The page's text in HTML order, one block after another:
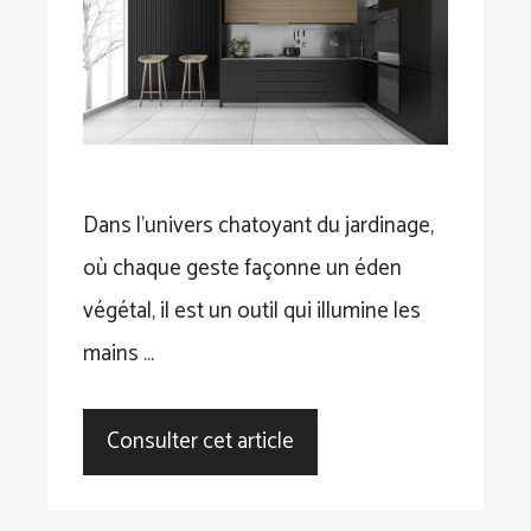
Dans l’univers chatoyant du jardinage,
où chaque geste façonne un éden
végétal, il est un outil qui illumine les
mains …
Consulter cet article